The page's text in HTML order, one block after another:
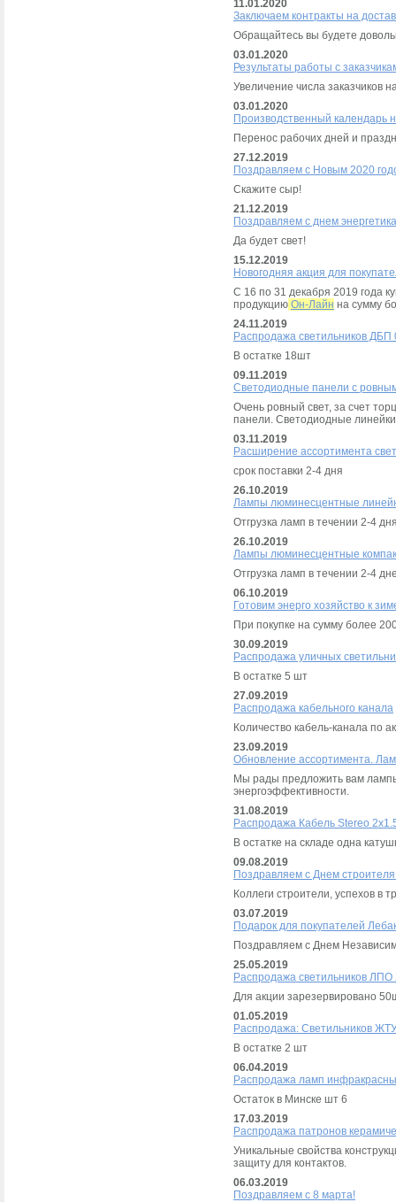
11.01.2020
Заключаем контракты на
Обращайтесь вы будете
03.01.2020
Результаты работы с
Увеличение числа заказчиков
03.01.2020
Производственный календарь
Перенос рабочих дней и
27.12.2019
Поздравляем с Новым 2020
Скажите сыр!
21.12.2019
Поздравляем с днем
Да будет свет!
15.12.2019
Новогодняя акция для
С 16 по 31 декабря 2019 года
продукцию Он-Лайн на сумму
24.11.2019
Распродажа светильников ДБП
В остатке 18шт
09.11.2019
Светодиодные панели с
Очень ровный свет, за счет
панели. Светодиодные
03.11.2019
Расширение ассортимента
срок поставки 2-4 дня
26.10.2019
Лампы люминесцентные
Отгрузка ламп в течении 2-4
26.10.2019
Лампы люминесцентные
Отгрузка ламп в течении 2-4
06.10.2019
Готовим энерго хозяйство к
При покупке на сумму более
30.09.2019
Распродажа уличных
В остатке 5 шт
27.09.2019
Распродажа кабельного канала
Количество кабель-канала по
23.09.2019
Обновление ассортимента.
Мы рады предложить вам
энергоэффективности.
31.08.2019
Распродажа Кабель Stereo
В остатке на складе одна
09.08.2019
Поздравляем с Днем
Коллеги строители, успехов в
03.07.2019
Подарок для покупателей
Поздравляем с Днем
25.05.2019
Распродажа светильников
Для акции зарезервировано
01.05.2019
Распродажа: Светильников
В остатке 2 шт
06.04.2019
Распродажа ламп
Остаток в Минске шт 6
17.03.2019
Распродажа патронов
Уникальные свойства
защиту для контактов.
06.03.2019
Поздравляем с 8 марта!